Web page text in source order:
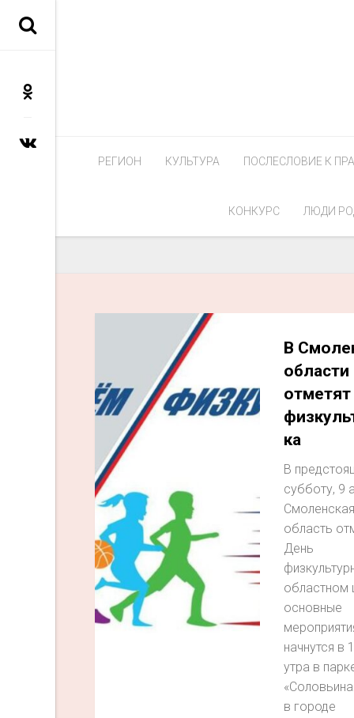
РЕГИОН КУЛЬТУРА ПОСЛЕСЛОВИЕ К
КОНКУРС ЛЮДИ
В
области
ка
В
субботу, 9
Смоленская
область
День
областном
основные
начнутся в
утра в
в городе